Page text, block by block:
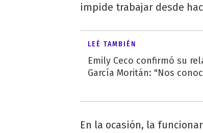
impide trabajar desde
LEÉ TAMBIÉN
Emily Ceco confirmó su
García Moritán: "Nos
En la ocasión, la